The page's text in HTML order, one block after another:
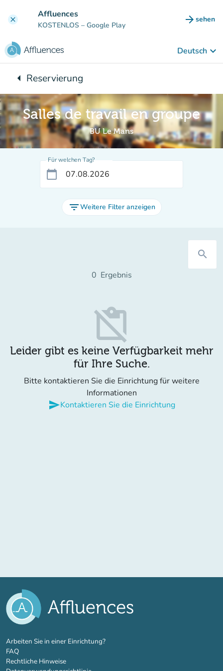
clear Affluences
KOSTENLOS – Google Play arrow_forward sehen
(new
Deutsch keyboard_arrow_down
arrow_leftZurück zu:
Reservierung
Salles de travail en groupe
BU Le Mans
Für welchen Tag?
calendar_today
filter_listWeitere Filter anzeigen
search
0 Ergebnis
content_paste_off
Leider gibt es keine Verfügbarkeit mehr
für Ihre Suche.
Bitte kontaktieren Sie die Einrichtung für weitere
Informationen
sendKontaktieren Sie die Einrichtung
Arbeiten Sie in einer Einrichtung?(new tab)
FAQ
Rechtliche Hinweise